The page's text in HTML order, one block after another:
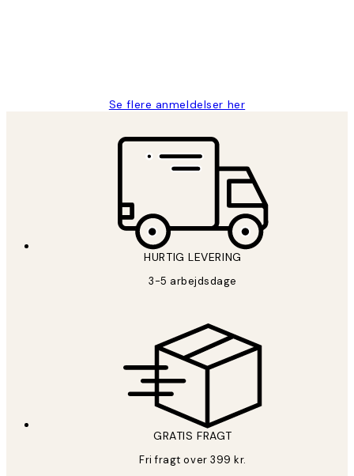
Se flere anmeldelser her
HURTIG LEVERING
3-5 arbejdsdage
GRATIS FRAGT
Fri fragt over 399 kr.